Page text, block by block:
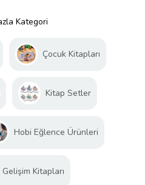
Kategori
Çocuk Kitapları
Kitap Setler
Hobi Eğlence Ürünleri
Kitapları